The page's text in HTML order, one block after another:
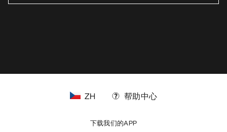
ZH 帮助中心
下载我们的APP